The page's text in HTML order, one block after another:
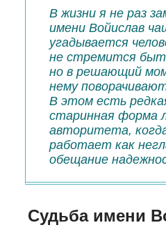
В жизни я не раз
имени Войислав
угадывается
не стремится
но в решающий
нему
В этом есть
старинная форма
авторитета,
работает как
обещание
Судьба имени